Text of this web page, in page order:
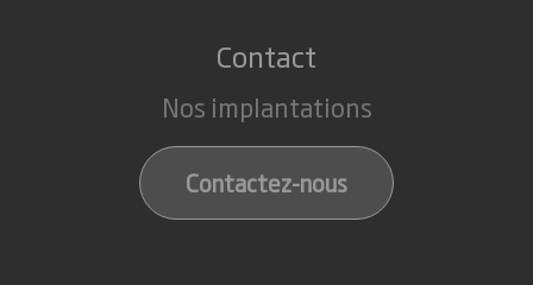
Contact
Nos implantations
Contactez-nous